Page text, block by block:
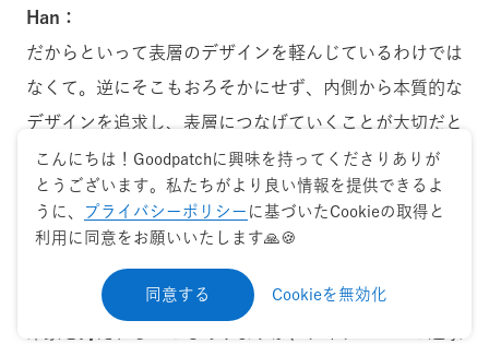
Han：
だからといって表層のデザインを軽んじているわけでは
なくて。逆にそこもおろそかにせず、内側から本質的な
デザインを追求し、表層につなげていくことが大切だと
いう意識も強くあります。
金渕：
ダクトのデザインだとクラフト感を追求できないという
こんにちは！Goodpatchに興味を持ってくださりありが
とうございます。私たちがより良い情報を提供できるよ
うに、
プライバシーポリシー に基づいたCookieの取得と
利用に同意をお願いいたします🙏🍪
同意する Cookieを無効化